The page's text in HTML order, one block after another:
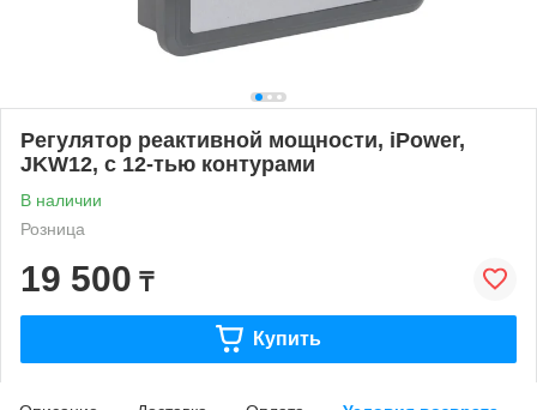
Регулятор реактивной мощности, iPower,
JKW12, с 12-тью контурами
В наличии
Розница
19 500 ₸
Купить